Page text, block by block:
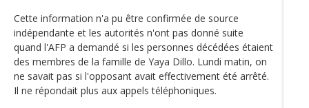
Cette information n'a pu être confirmée de source
indépendante et les autorités n'ont pas donné suite
quand l'AFP a demandé si les personnes décédées étaient
des membres de la famille de Yaya Dillo. Lundi matin, on
ne savait pas si l'opposant avait effectivement été arrêté.
Il ne répondait plus aux appels téléphoniques.